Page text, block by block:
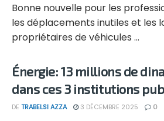
Bonne nouvelle pour les
les déplacements inutiles et les
propriétaires de véhicules ...
Énergie: 13 millions de
dans ces 3 institutions
DE TRABELSI AZZA 3 DÉCEMBRE 2025 0